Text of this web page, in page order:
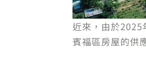
近來，由於
賓福區房屋的供